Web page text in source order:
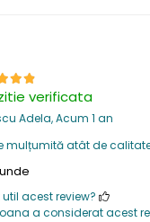
:
cu încredere
arc plantar
: textil
: foarte
: din cauciuc, ce
de inchidere:
verificata
Adela,Acum 1 an
mulțumită atât de
util acest review?
a considerat acest